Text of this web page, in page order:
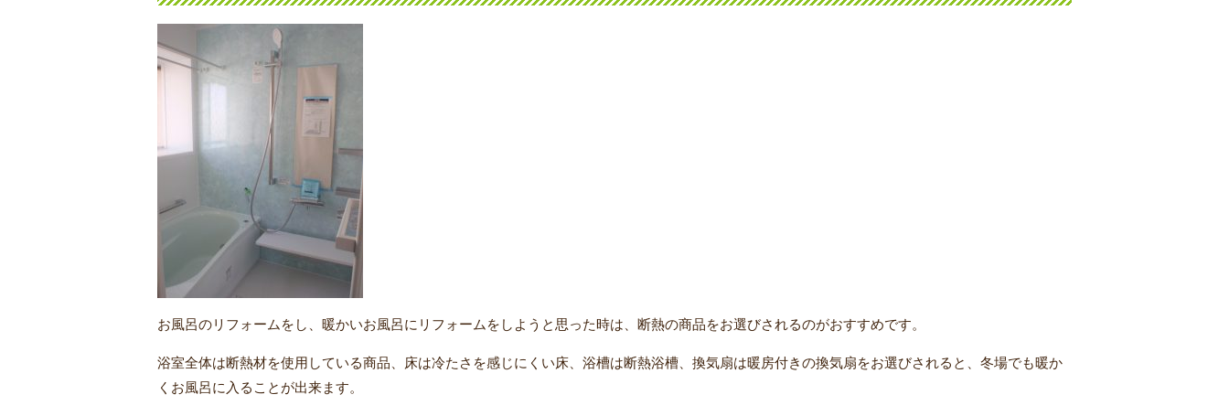
お風呂のリフォームをし、暖かいお風呂にリフォームをしようと思った時は、断熱の商品をお選びされるのがおすすめです。
浴室全体は断熱材を使用している商品、床は冷たさを感じにくい床、浴槽は断熱浴槽、換気扇は暖房付きの換気扇をお選びされると、冬場でも暖か
くお風呂に入ることが出来ます。